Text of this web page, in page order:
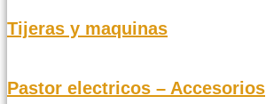
Tijeras y maquinas
Pastor electricos – Accesorios